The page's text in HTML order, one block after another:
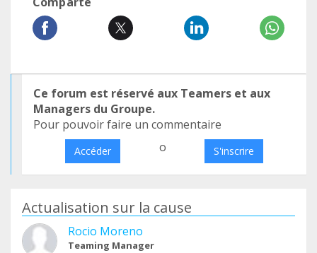
Ce forum est réservé aux Teamers et aux
Managers du Groupe.
Pour pouvoir faire un commentaire
Accéder o S'inscrire
Actualisation sur la cause
Rocio Moreno
Teaming Manager